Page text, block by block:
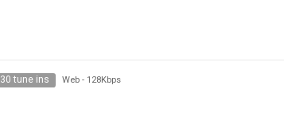
30 tune ins Web - 128Kbps